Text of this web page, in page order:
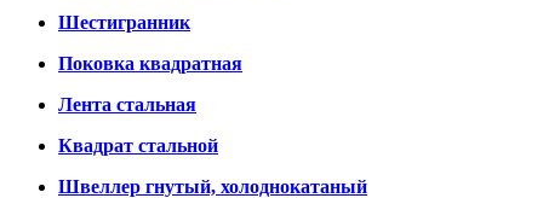
Шестигранник
Поковка квадратная
Лента стальная
Квадрат стальной
Швеллер гнутый, холоднокатаный